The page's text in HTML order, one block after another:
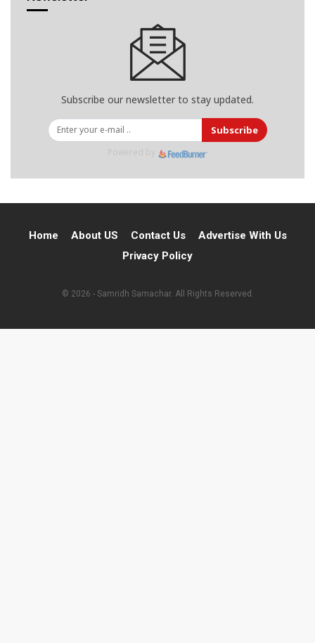
Subscribe our newsletter to stay updated.
Subscribe
Home About US Contact Us
Advertise With Us
Privacy Policy
© 2026 - Samridh Samachar. All Rights Reserved.